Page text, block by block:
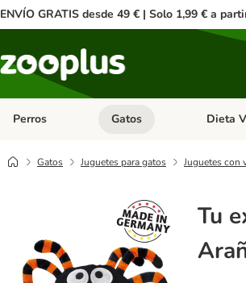
ENVÍO GRATIS desde 49 € | Solo 1,99 € a
Perros Menú de categoria abierto:
Gatos Menú
Dieta
Gatos Juguetes para gatos Juguetes con
Tu